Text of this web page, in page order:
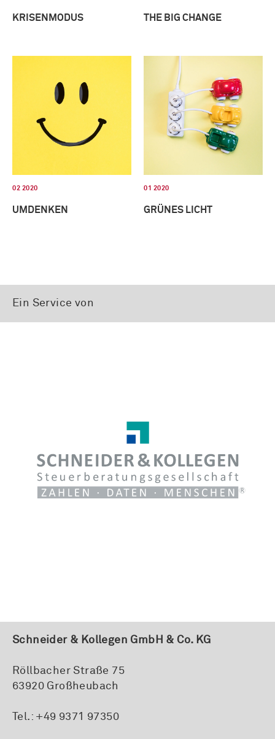
KRISENMODUS THE BIG CHANGE
02 2020
UMDENKEN
01 2020
GRÜNES LICHT
Ein Service von
Schneider & Kollegen GmbH & Co. KG
Röllbacher Straße 75
63920 Großheubach
Tel.: +49 9371 97350